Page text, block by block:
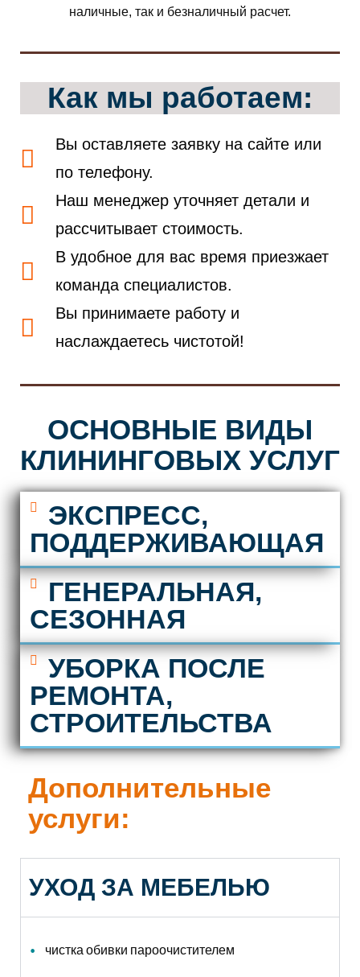
наличные, так и безналичный расчет.
Как мы работаем:
Вы оставляете заявку на сайте или
по телефону.
Наш менеджер уточняет детали и
рассчитывает стоимость.
В удобное для вас время приезжает
команда специалистов.
Вы принимаете работу и
наслаждаетесь чистотой!
ОСНОВНЫЕ ВИДЫ
КЛИНИНГОВЫХ УСЛУГ
ЭКСПРЕСС,
ПОДДЕРЖИВАЮЩАЯ
ГЕНЕРАЛЬНАЯ,
СЕЗОННАЯ
УБОРКА ПОСЛЕ
РЕМОНТА,
СТРОИТЕЛЬСТВА
Дополнительные
услуги:
УХОД ЗА МЕБЕЛЬЮ
чистка обивки пароочистителем